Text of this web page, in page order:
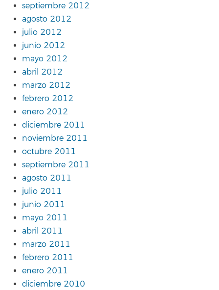
septiembre 2012
agosto 2012
julio 2012
junio 2012
mayo 2012
abril 2012
marzo 2012
febrero 2012
enero 2012
diciembre 2011
noviembre 2011
octubre 2011
septiembre 2011
agosto 2011
julio 2011
junio 2011
mayo 2011
abril 2011
marzo 2011
febrero 2011
enero 2011
diciembre 2010